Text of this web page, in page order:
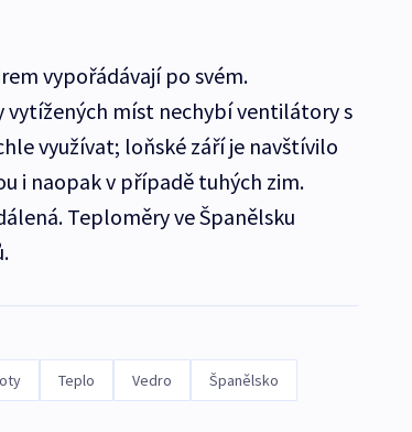
vypořádávají po svém.
vytížených míst nechybí ventilátory s
využívat; loňské září je navštívilo
i naopak v případě tuhých zim.
Teploměry ve Španělsku
Teplo Vedro Španělsko